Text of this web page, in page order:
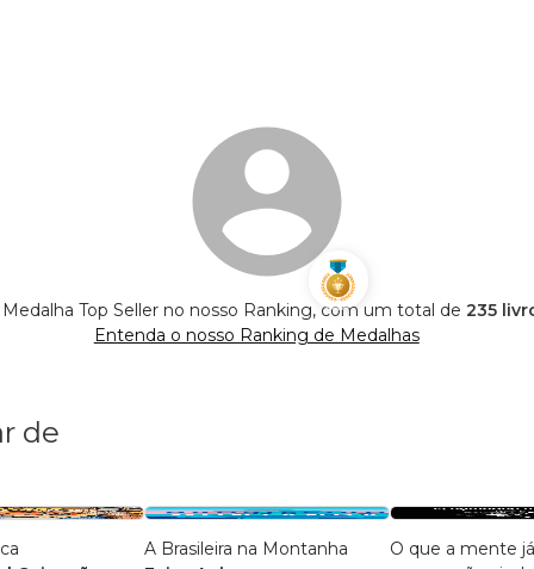
Top Seller no nosso Ranking, com um total de 235
Entenda o nosso Ranking de Medalhas
de
A Brasileira na Montanha
O que a mente